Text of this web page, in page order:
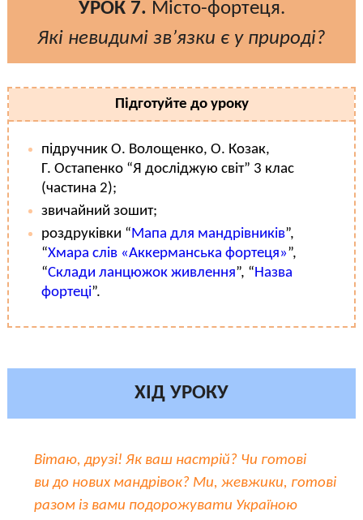
УРОК 7. Місто-фортеця.
Які невидимі зв’язки є у природі?
Підготуйте до уроку
підручник О. Волощенко, О. Козак,
Г. Остапенко “Я досліджую світ” 3 клас
(частина 2);
звичайний зошит;
роздруківки “Мапа для мандрівників”,
“Хмара слів «Аккерманська фортеця»”,
“Склади ланцюжок живлення”, “Назва
фортеці”.
ХІД УРОКУ
Вітаю, друзі! Як ваш настрій? Чи готові
ви до нових мандрівок? Ми, жевжики, готові
разом із вами подорожувати Україною